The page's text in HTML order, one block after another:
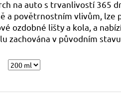
na auto s trvanlivostí 365
a povětrnostním vlivům, lze
ozdobné lišty a kola, a
zachována v původním stavu.